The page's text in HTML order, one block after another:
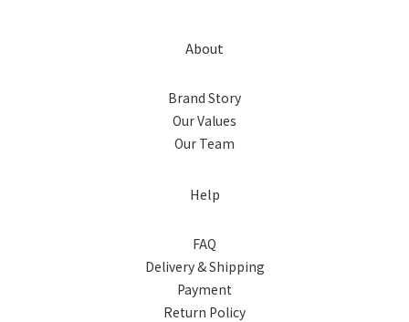
About
Brand Story
Our Values
Our Team
Help
FAQ
Delivery & Shipping
Payment
Return Policy